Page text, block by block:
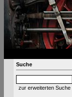
Suche
zur erweiterten Suche